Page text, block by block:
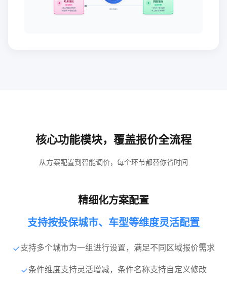
核心功能模块，覆盖报价全流程
从方案配置到智能调价，每个环节都替你省时间
精细化方案配置
支持按投保城市、车型等维度灵活配置
支持多个城市为一组进行设置，满足不同区域报价需求
条件维度支持灵活增减，条件名称支持自定义修改